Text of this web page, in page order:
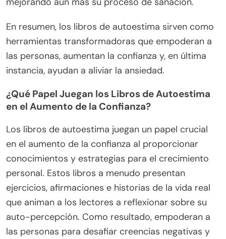
En resumen, los libros de autoestima sirven como
herramientas transformadoras que empoderan a
las personas, aumentan la confianza y, en última
instancia, ayudan a aliviar la ansiedad.
¿Qué Papel Juegan los Libros de Autoestima
en el Aumento de la Confianza?
Los libros de autoestima juegan un papel crucial
en el aumento de la confianza al proporcionar
conocimientos y estrategias para el crecimiento
personal. Estos libros a menudo presentan
ejercicios, afirmaciones e historias de la vida real
que animan a los lectores a reflexionar sobre su
auto-percepción. Como resultado, empoderan a
las personas para desafiar creencias negativas y